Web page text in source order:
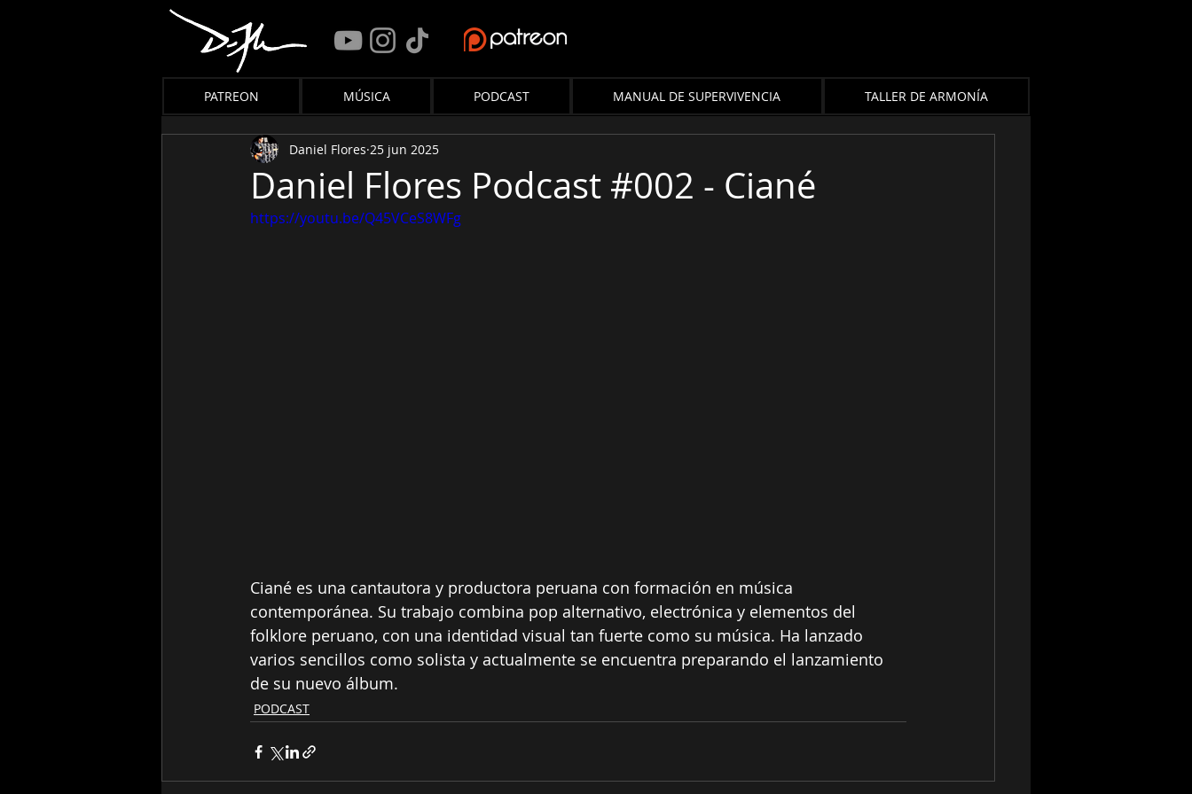
PATREON MÚSICA PODCAST MANUAL DE SUPERVIVENCIA TALLER DE ARMONÍA
Daniel Flores Podcast #002 - Ciané
Daniel Flores 25 jun 2025
https://youtu.be/Q45VCeS8WFg
Ciané es una cantautora y productora peruana con formación en música
contemporánea. Su trabajo combina pop alternativo, electrónica y elementos del
folklore peruano, con una identidad visual tan fuerte como su música. Ha lanzado
varios sencillos como solista y actualmente se encuentra preparando el lanzamiento
de su nuevo álbum.
PODCAST